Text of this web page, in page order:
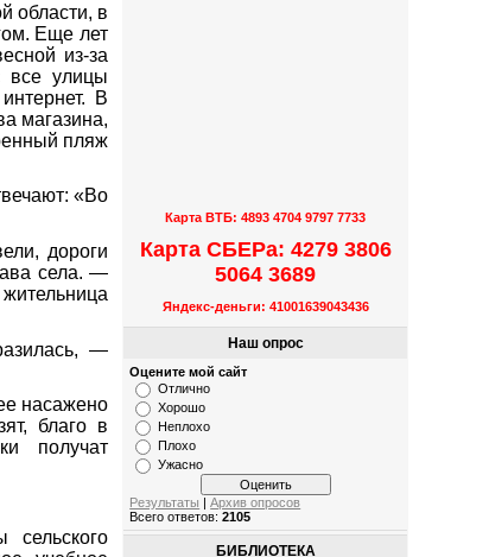
области, в
Еще лет
из-за
все улицы
В
магазина,
пляж
«Во
дороги
села. —
—
насажено
благо в
получат
Карта ВТБ: 4893 4704 9797 7733
Карта СБЕРа: 4279 3806
5064 3689
Яндекс-деньги: 41001639043436
Наш опрос
Оцените мой сайт
Отлично
Хорошо
Неплохо
Плохо
Ужасно
Результаты |Архив опросов
Всего ответов:2105
БИБЛИОТЕКА